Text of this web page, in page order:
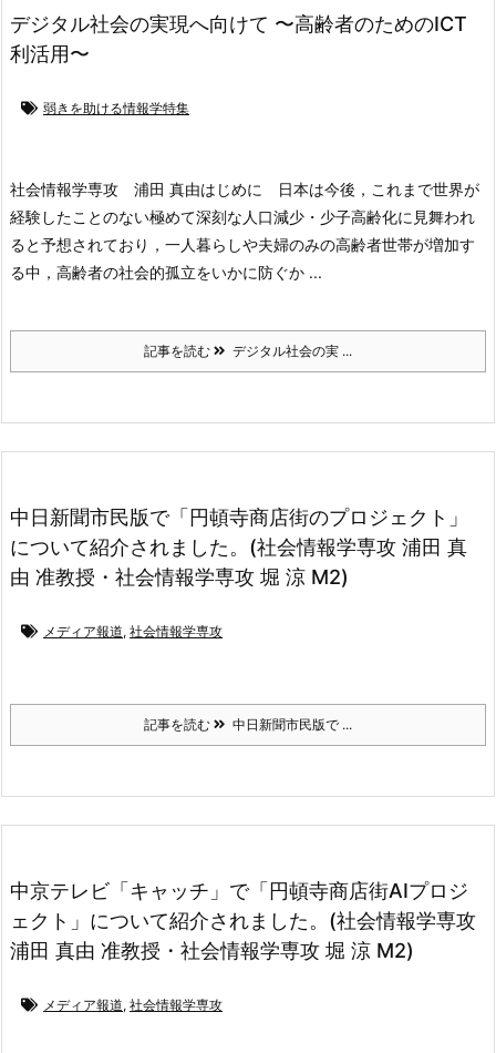
デジタル社会の実現へ向けて 〜高齢者のためのICT
利活用〜
弱きを助ける情報学特集
社会情報学専攻 浦田 真由はじめに
日本は今後，これまで世界が
経験したことのない極めて深刻な人口減少・少子高齢化に見舞われ
ると予想されており，一人暮らしや夫婦のみの高齢者世帯が増加す
る中，高齢者の社会的孤立をいかに防ぐか ...
記事を読む デジタル社会の実 ...
中日新聞市民版で「円頓寺商店街のプロジェクト」
について紹介されました。(社会情報学専攻 浦田 真
由 准教授・社会情報学専攻 堀 涼 M2)
メディア報道, 社会情報学専攻
記事を読む 中日新聞市民版で ...
中京テレビ「キャッチ」で「円頓寺商店街AIプロジ
ェクト」について紹介されました。(社会情報学専攻
浦田 真由 准教授・社会情報学専攻 堀 涼 M2)
メディア報道, 社会情報学専攻